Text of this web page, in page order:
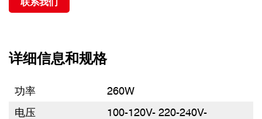
详细信息和规格
功率
260W
电压
100-120V- 220-240V-